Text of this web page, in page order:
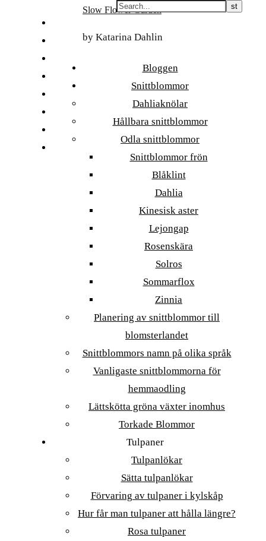
Slow Flower Garden
by Katarina Dahlin
Bloggen
Snittblommor
Dahliaknölar
Hållbara snittblommor
Odla snittblommor
Snittblommor frön
Blåklint
Dahlia
Kinesisk aster
Lejongap
Rosenskära
Solros
Sommarflox
Zinnia
Planering av snittblommor till
blomsterlandet
Snittblommors namn på olika språk
Vanligaste snittblommorna för
hemmaodling
Lättskötta gröna växter inomhus
Torkade Blommor
Tulpaner
Tulpanlökar
Sätta tulpanlökar
Förvaring av tulpaner i kylskåp
Hur får man tulpaner att hålla längre?
Rosa tulpaner